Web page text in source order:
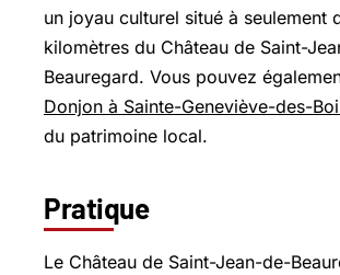
un joyau culturel situé à seulement
kilomètres du Château de Saint-
Beauregard. Vous pouvez
Donjon à Sainte-Geneviève-des-
du patrimoine local.
Pratique
Le Château de Saint-Jean-de-